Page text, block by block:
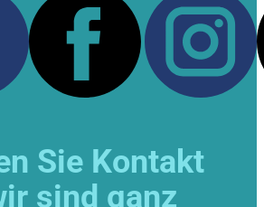
Sie Kontakt
sind ganz